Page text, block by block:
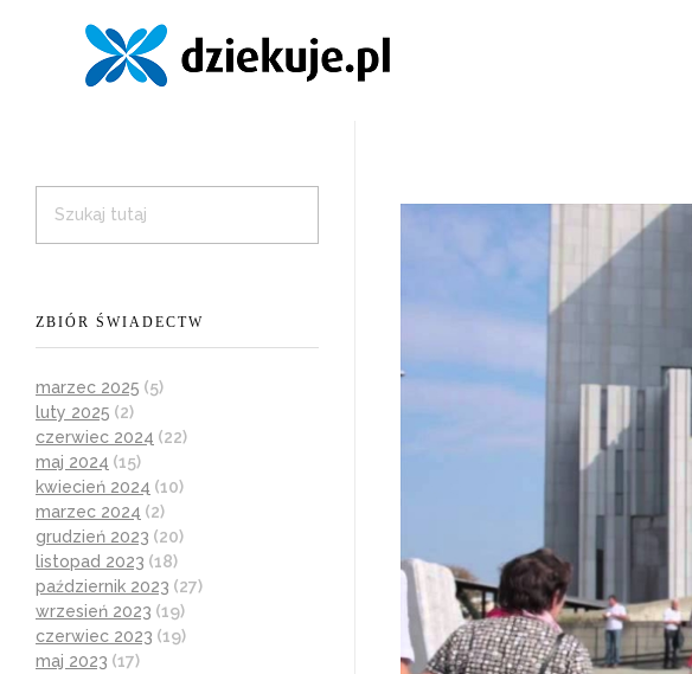
ZBIÓR ŚWIADECTW
marzec 2025 (5)
luty 2025 (2)
czerwiec 2024 (22)
maj 2024 (15)
kwiecień 2024 (10)
marzec 2024 (2)
grudzień 2023 (20)
listopad 2023 (18)
październik 2023 (27)
wrzesień 2023 (19)
czerwiec 2023 (19)
maj 2023 (17)